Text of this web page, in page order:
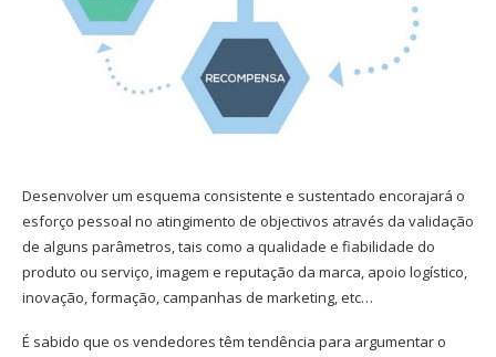
Desenvolver um esquema consistente e sustentado encorajará o
esforço pessoal no atingimento de objectivos através da validação
de alguns parâmetros, tais como a qualidade e fiabilidade do
produto ou serviço, imagem e reputação da marca, apoio logístico,
inovação, formação, campanhas de marketing, etc…
É sabido que os vendedores têm tendência para argumentar o